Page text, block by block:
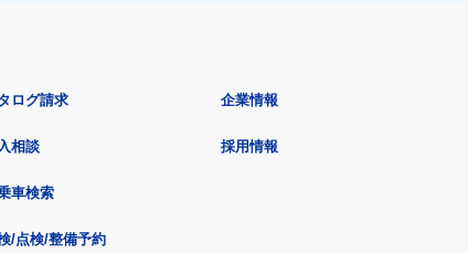
ログ請求
相談
車検索
/点検/整備予約
企業情報
採用情報